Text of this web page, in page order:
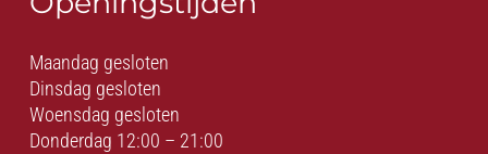
Maandag gesloten
Dinsdag gesloten
Woensdag gesloten
Donderdag 12:00 – 21:00